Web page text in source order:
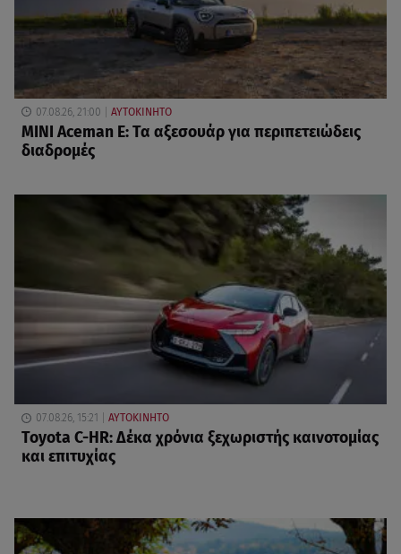
07.08.26, 21:00 ΑΥΤΟΚΙΝΗΤΟ
MINI Aceman E: Τα αξεσουάρ για περιπετειώδεις
διαδρομές
07.08.26, 15:21 ΑΥΤΟΚΙΝΗΤΟ
Toyota C-HR: Δέκα χρόνια ξεχωριστής καινοτομίας
και επιτυχίας